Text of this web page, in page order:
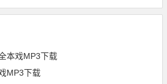
本戏MP3下载
MP3下载